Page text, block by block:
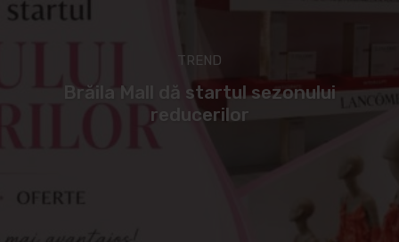
TREND
Brăila Mall dă startul sezonului
reducerilor